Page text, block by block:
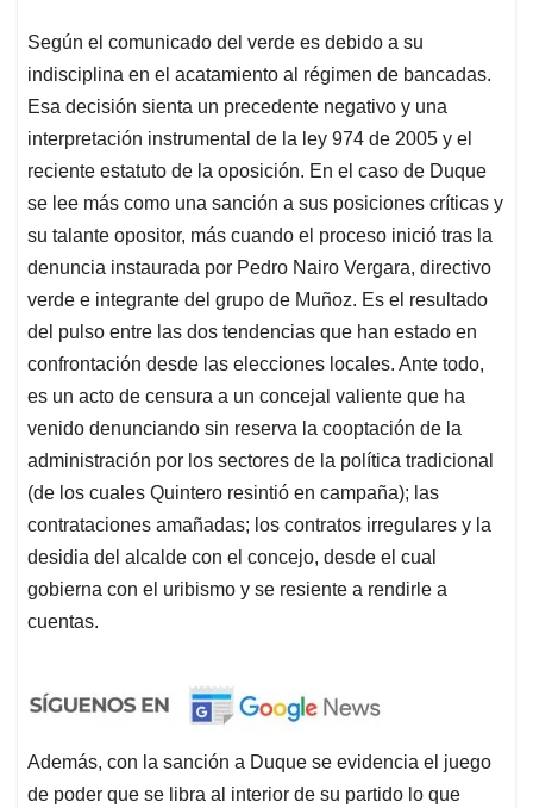
Según el comunicado del verde es debido a su
indisciplina en el acatamiento al régimen de bancadas.
Esa decisión sienta un precedente negativo y una
interpretación instrumental de la ley 974 de 2005 y el
reciente estatuto de la oposición. En el caso de Duque
se lee más como una sanción a sus posiciones críticas y
su talante opositor, más cuando el proceso inició tras la
denuncia instaurada por Pedro Nairo Vergara, directivo
verde e integrante del grupo de Muñoz. Es el resultado
del pulso entre las dos tendencias que han estado en
confrontación desde las elecciones locales. Ante todo,
es un acto de censura a un concejal valiente que ha
venido denunciando sin reserva la cooptación de la
administración por los sectores de la política tradicional
(de los cuales Quintero resintió en campaña); las
contrataciones amañadas; los contratos irregulares y la
desidia del alcalde con el concejo, desde el cual
gobierna con el uribismo y se resiente a rendirle a
cuentas.
Además, con la sanción a Duque se evidencia el juego
de poder que se libra al interior de su partido lo que